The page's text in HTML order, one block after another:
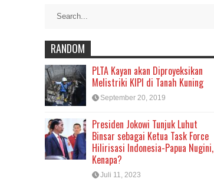
RANDOM
PLTA Kayan akan Diproyeksikan
Melistriki KIPI di Tanah Kuning
September 20, 2019
Presiden Jokowi Tunjuk Luhut
Binsar sebagai Ketua Task Force
Hilirisasi Indonesia-Papua Nugini,
Kenapa?
Juli 11, 2023